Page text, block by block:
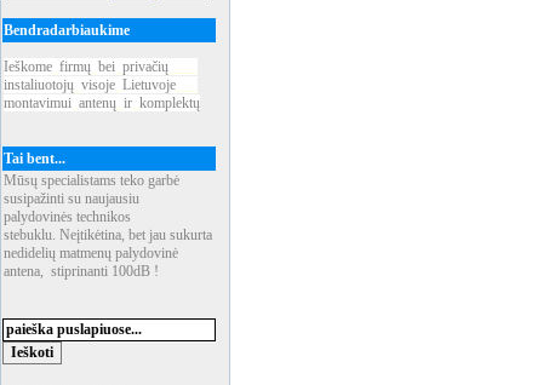
Bendradarbiaukime
Ieškome firmų bei privačių
instaliuotojų visoje Lietuvoje
montavimui antenų ir komplektų
Tai bent...
Mūsų specialistams teko garbė
susipažinti su naujausiu
palydovinės technikos
stebuklu. Neįtikėtina, bet jau sukurta
nedidelių matmenų palydovinė
antena, stiprinanti 100dB !